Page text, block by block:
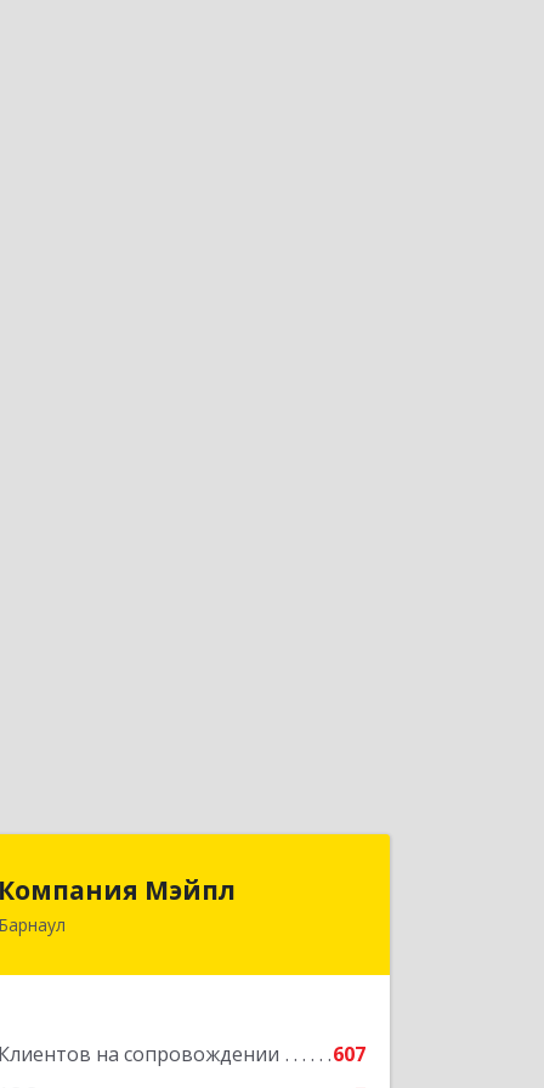
Компания Мэйпл
Барнаул
Клиентов на сопровождении
607
Компания Мэйпл
656038, Алтайский край, Барнаул г,